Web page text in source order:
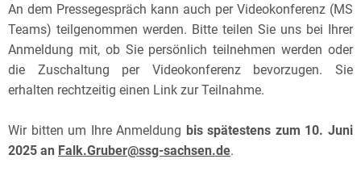
An dem Pressegespräch kann auch per Videokonferenz (MS
Teams) teilgenommen werden. Bitte teilen Sie uns bei Ihrer
Anmeldung mit, ob Sie persönlich teilnehmen werden oder
die Zuschaltung per Videokonferenz bevorzugen. Sie
erhalten rechtzeitig einen Link zur Teilnahme.
Wir bitten um Ihre Anmeldung bis spätestens zum 10. Juni
2025 an Falk.Gruber@ssg-sachsen.de.